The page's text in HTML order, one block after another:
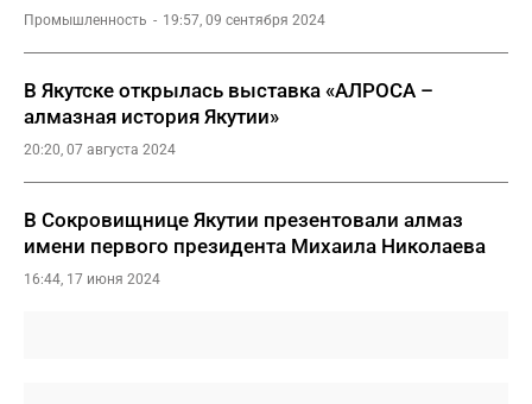
Промышленность 19:57, 09 сентября 2024
В Якутске открылась выставка «АЛРОСА –
алмазная история Якутии»
20:20, 07 августа 2024
В Сокровищнице Якутии презентовали алмаз
имени первого президента Михаила Николаева
16:44, 17 июня 2024